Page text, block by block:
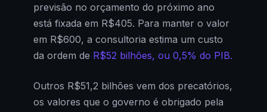
previsão no orçamento do próximo ano
está fixada em R$405. Para manter o valor
em R$600, a consultoria estima um custo
da ordem de R$52 bilhões, ou 0,5% do PIB.
Outros R$51,2 bilhões vem dos precatórios,
os valores que o governo é obrigado pela